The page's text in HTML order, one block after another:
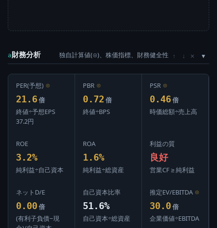
a財務分析 独自計算値(⊙)、株価指標、財務健全性 ↑ ↓ ×
PER(予想) ⊙
21.6 倍
終値÷予想EPS
37.2円
PBR ⊙
0.72 倍
終値÷BPS
PSR ⊙
0.46 倍
時価総額÷売上高
ROE
3.2%
純利益÷自己資本
ROA
1.6%
純利益÷総資産
利益の質
良好
営業CF ≥ 純利益
ネットD/E
0.00 倍
(有利子負債−現
自己資本比率
51.6%
自己資本÷総資産
推定EV/EBITDA ⊙
30.0 倍
企業価値÷EBITDA